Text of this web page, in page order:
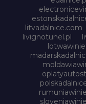
litvadalnice.com
livignotunel.pl